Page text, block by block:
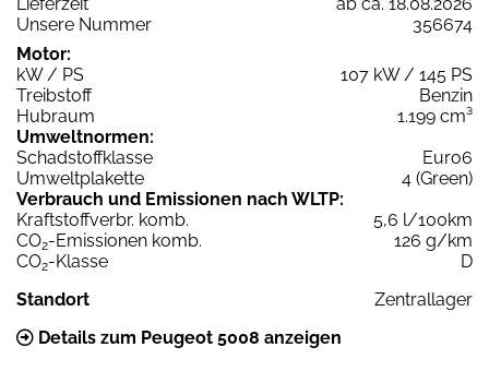
Unsere Nummer
356674
Motor:
kW / PS
107 kW / 145 PS
Treibstoff
Benzin
Hubraum
1.199 cm³
Umweltnormen:
Schadstoffklasse
Euro6
Umweltplakette
4 (Green)
Verbrauch und Emissionen nach WLTP:
Kraftstoffverbr. komb.
5,6 l/100km
CO2-Emissionen komb.
126 g/km
CO2-Klasse
D
Standort
Zentrallager
Details zum Peugeot 5008 anzeigen